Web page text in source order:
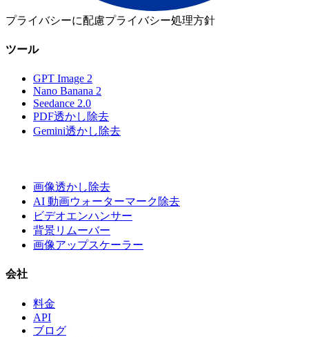
プライバシーに配慮プライバシー処理方針
ツール
GPT Image 2
Nano Banana 2
Seedance 2.0
PDF透かし除去
Gemini透かし除去
画像透かし除去
AI 動画ウォーターマーク除去
ビデオエンハンサー
背景リムーバー
画像アップスケーラー
会社
料金
API
ブログ